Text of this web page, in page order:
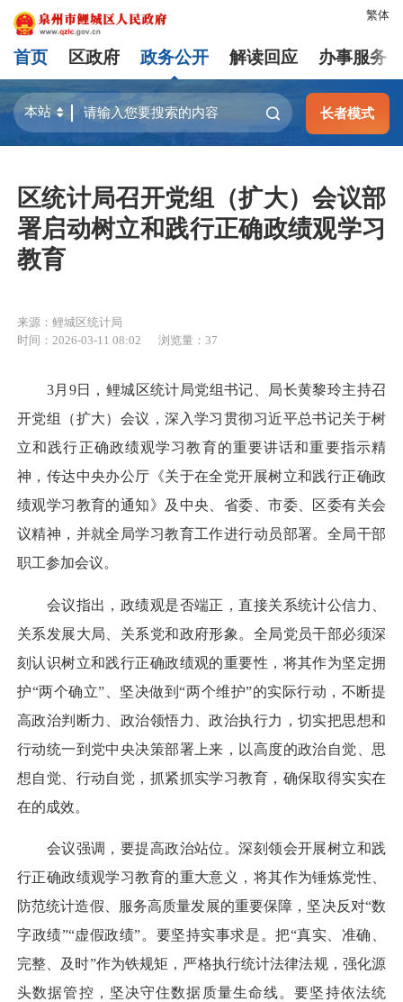
繁体
首页 区政府 政务公开 解读回应 办事服务
长者模式
区统计局召开党组（扩大）会议部
署启动树立和践行正确政绩观学习
教育
来源：鲤城区统计局
时间：2026-03-11 08:02
浏览量： 37
3月9日，鲤城区统计局党组书记、局长黄黎玲主持召
开党组（扩大）会议，深入学习贯彻习近平总书记关于树
立和践行正确政绩观学习教育的重要讲话和重要指示精
神，传达中央办公厅《关于在全党开展树立和践行正确政
绩观学习教育的通知》及中央、省委、市委、区委有关会
议精神，并就全局学习教育工作进行动员部署。全局干部
职工参加会议。
会议指出，政绩观是否端正，直接关系统计公信力、
关系发展大局、关系党和政府形象。全局党员干部必须深
刻认识树立和践行正确政绩观的重要性，将其作为坚定拥
护“两个确立”、坚决做到“两个维护”的实际行动，不断提
高政治判断力、政治领悟力、政治执行力，切实把思想和
行动统一到党中央决策部署上来，以高度的政治自觉、思
想自觉、行动自觉，抓紧抓实学习教育，确保取得实实在
在的成效。
会议强调，要提高政治站位。深刻领会开展树立和践
行正确政绩观学习教育的重大意义，将其作为锤炼党性、
防范统计造假、服务高质量发展的重要保障，坚决反对“数
字政绩”“虚假政绩”。要坚持实事求是。把“真实、准确、
完整、及时”作为铁规矩，严格执行统计法律法规，强化源
头数据管控，坚决守住数据质量生命线。要坚持依法统